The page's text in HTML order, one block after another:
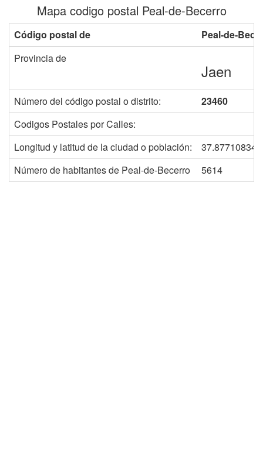
Mapa codigo postal Peal-de-Becerro
Código postal de
Peal-de-
Provincia de
Jaen
Número del código postal o distrito:
23460
Codigos Postales por Calles:
Longitud y latitud de la ciudad o población:
Número de habitantes de Peal-de-Becerro
5614